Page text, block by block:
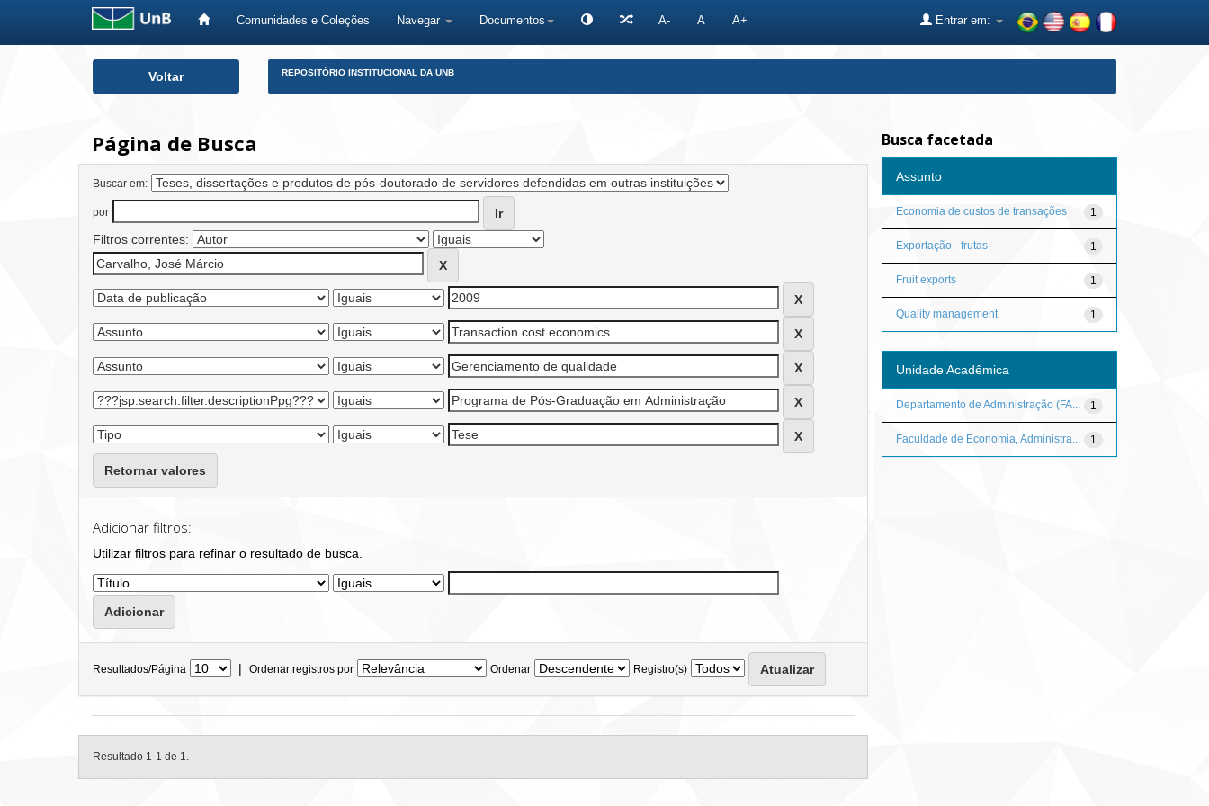
Comunidades e Coleções Navegar Documentos A- A A+ Entrar em:
Voltar REPOSITÓRIO INSTITUCIONAL DA UNB
Página de Busca
Buscar em:
por
Filtros correntes:
Retornar valores
Adicionar filtros:
Utilizar filtros para refinar o resultado de busca.
Resultados/Página | Ordenar registros por Ordenar Registro(s)
Resultado 1-1 de 1.
Busca facetada
Assunto
1
Economia de custos de transações
1
Exportação - frutas
1
Fruit exports
1
Quality management
Unidade Acadêmica
1
Departamento de Administração (FA...
1
Faculdade de Economia, Administra...